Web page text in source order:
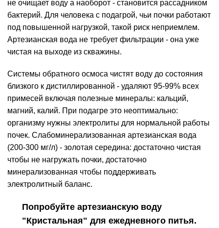
не очищает воду а наоборот - становится рассадником
бактерий. Для человека с подагрой, чьи почки работают
под повышенной нагрузкой, такой риск неприемлем.
Артезианская вода не требует фильтрации - она уже
чистая на выходе из скважины.
Системы обратного осмоса чистят воду до состояния
близкого к дистиллированной - удаляют 95-99% всех
примесей включая полезные минералы: кальций,
магний, калий. При подагре это неоптимально:
организму нужны электролиты для нормальной работы
почек. Слабоминерализованная артезианская вода
(200-300 мг/л) - золотая середина: достаточно чистая
чтобы не нагружать почки, достаточно
минерализованная чтобы поддерживать
электролитный баланс.
Попробуйте артезианскую воду
"Кристальная" для ежедневного питья.